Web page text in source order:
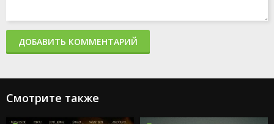
ДОБАВИТЬ КОММЕНТАРИЙ
Смотрите также